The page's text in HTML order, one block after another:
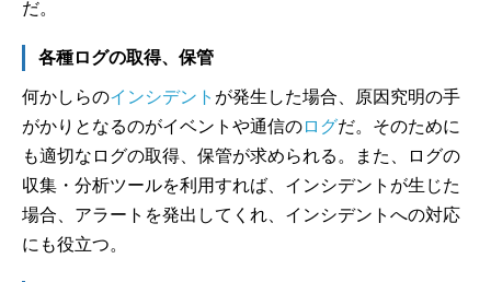
だ。
各種ログの取得、保管
何かしらのインシデント が発生した場合、原因究明の手
がかりとなるのがイベントや通信のログだ。そのために
も適切なログの取得、保管が求められる。また、ログの
収集・分析ツールを利用すれば、インシデントが生じた
場合、アラートを発出してくれ、インシデントへの対応
にも役立つ。